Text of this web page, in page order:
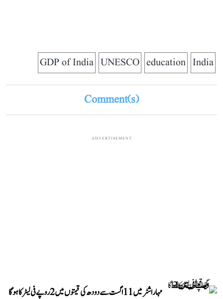
India
education
UNESCO
GDP of India
Comment(s)
ADVERTISEMENT
مہاراشٹر میں 11 اگست سے دودھ کی قیمتوں میں 2 روپے فی لیٹر کا ہوگا